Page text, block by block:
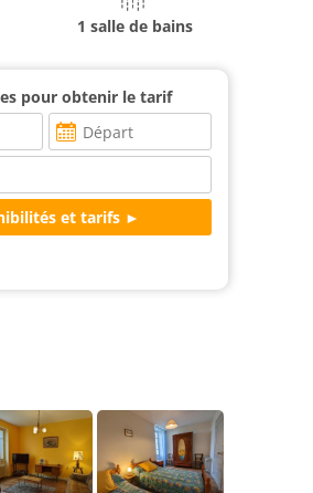
1 salle de bains
pour obtenir le tarif